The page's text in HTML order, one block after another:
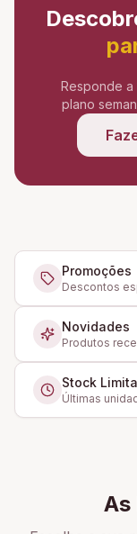
Responde a
plano
Promoções
Descontos
Novidades
Produtos
Stock
Últimas
As